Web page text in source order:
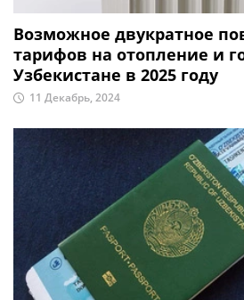
Возможное двукратное
тарифов на отопление и
Узбекистане в 2025 году
11 Декабрь, 2024